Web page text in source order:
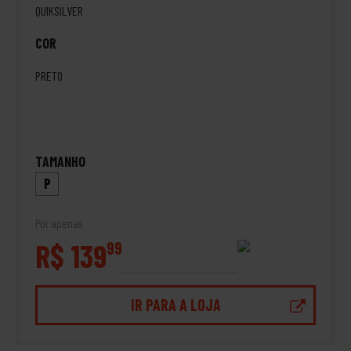
QUIKSILVER
COR
PRETO
TAMANHO
P
Por apenas
R$ 13999
IR PARA A LOJA